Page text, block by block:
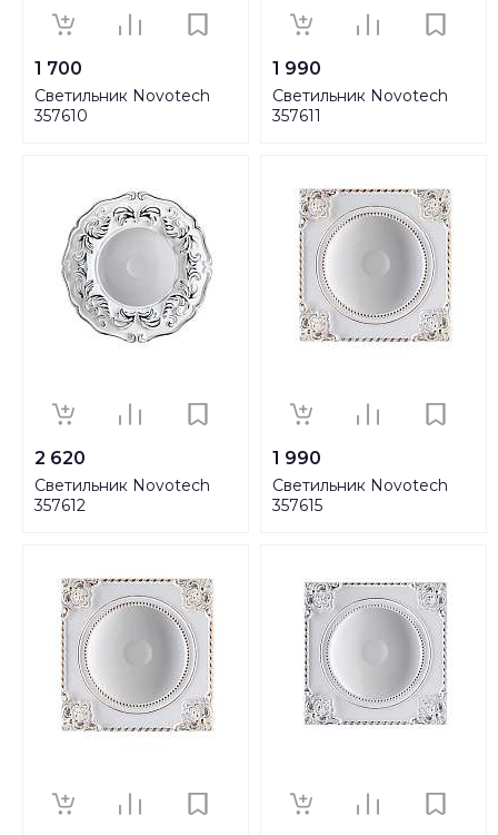
1 700
Светильник Novotech
357610
1 990
Светильник Novotech
357611
2 620
Светильник Novotech
357612
1 990
Светильник Novotech
357615